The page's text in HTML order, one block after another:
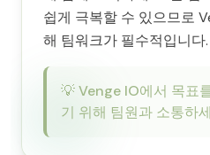
쉽게 극복할 수 있으므로
해 팀워크가 필수적입니다.
💡Venge IO에서 목표
기 위해 팀원과 소통하